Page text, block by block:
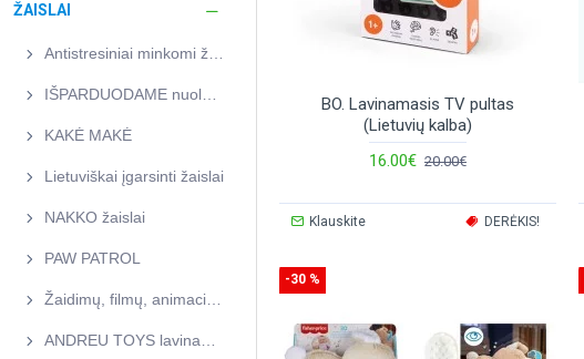
ŽAISLAI
KAKĖ MAKĖ
Lietuviškai įgarsinti žaislai
NAKKO žaislai
PAW PATROL
BO. Lavinamasis TV pultas
(Lietuvių kalba)
16.00€ 20.00€
Klauskite DERĖKIS!
-30 %